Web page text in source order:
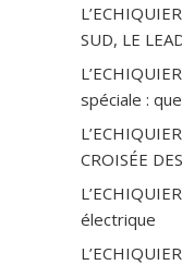
SUD, LE
spéciale :
CROISÉE
électrique